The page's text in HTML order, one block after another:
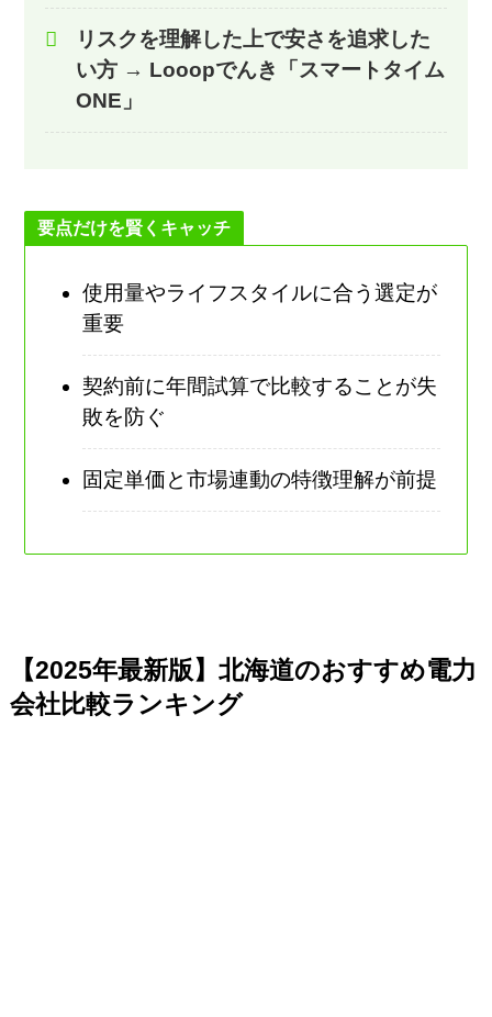
リスクを理解した上で安さを追求した
い方 → Looopでんき「スマートタイム
ONE」
要点だけを賢くキャッチ
使用量やライフスタイルに合う選定が
重要
契約前に年間試算で比較することが失
敗を防ぐ
固定単価と市場連動の特徴理解が前提
【2025年最新版】北海道のおすすめ電力
会社比較ランキング